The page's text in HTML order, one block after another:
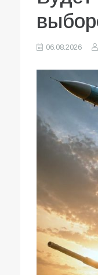
06.08.2026